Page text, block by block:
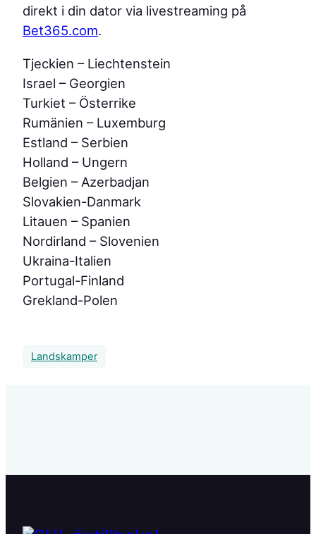
direkt i din dator via livestreaming på
Bet365.com.
Tjeckien – Liechtenstein
Israel – Georgien
Turkiet – Österrike
Rumänien – Luxemburg
Estland – Serbien
Holland – Ungern
Belgien – Azerbadjan
Slovakien-Danmark
Litauen – Spanien
Nordirland – Slovenien
Ukraina-Italien
Portugal-Finland
Grekland-Polen
Landskamper